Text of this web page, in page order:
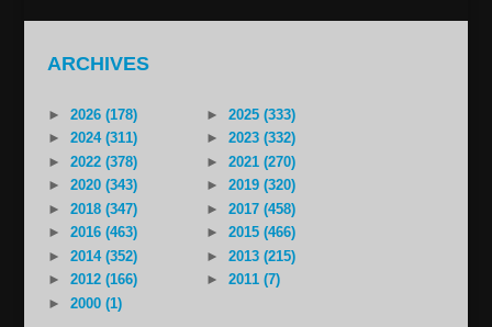
ARCHIVES
► 2026 (178) ►
2025 (333)
►
2024 (311) ►
2023 (332)
►
2022 (378) ►
2021 (270)
►
2020 (343) ►
2019 (320)
►
2018 (347) ►
2017 (458)
►
2016 (463) ►
2015 (466)
►
2014 (352) ►
2013 (215)
►
2012 (166) ►
2011 (7)
►
2000 (1)